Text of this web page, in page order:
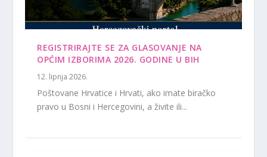
REGISTRIRAJTE SE ZA GLASOVANJE NA
OPĆIM IZBORIMA 2026. GODINE U BIH
12. lipnja 2026.
Poštovane Hrvatice i Hrvati, ako imate biračko
pravo u Bosni i Hercegovini, a živite ili...